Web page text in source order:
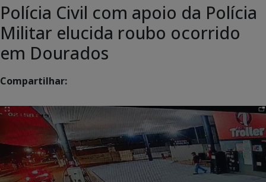
Polícia Civil com apoio da Polícia
Militar elucida roubo ocorrido
em Dourados
Compartilhar: